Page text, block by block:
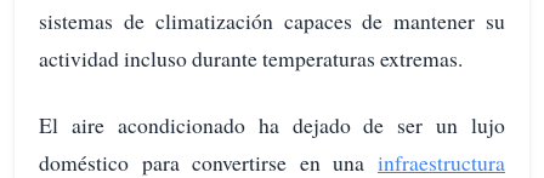
sistemas de climatización capaces de mantener su
actividad incluso durante temperaturas extremas.
El aire acondicionado ha dejado de ser un lujo
doméstico para convertirse en una infraestructura